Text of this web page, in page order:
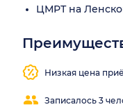
ЦМРТ на
Низкая цена
Записалось 3